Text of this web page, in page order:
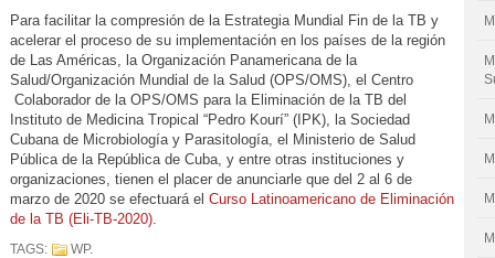
Para facilitar la compresión de la Estrategia Mundial Fin de la TB y
acelerar el proceso de su implementación en los países de la región
de Las Américas, la Organización Panamericana de la
Salud/Organización Mundial de la Salud (OPS/OMS), el Centro
Colaborador de la OPS/OMS para la Eliminación de la TB del
Instituto de Medicina Tropical “Pedro Kourí” (IPK), la Sociedad
Cubana de Microbiología y Parasitología, el Ministerio de Salud
Pública de la República de Cuba, y entre otras instituciones y
organizaciones, tienen el placer de anunciarle que del 2 al 6 de
marzo de 2020 se efectuará el Curso Latinoamericano de Eliminación
de la TB (Eli-TB-2020).
TAGS: WP.